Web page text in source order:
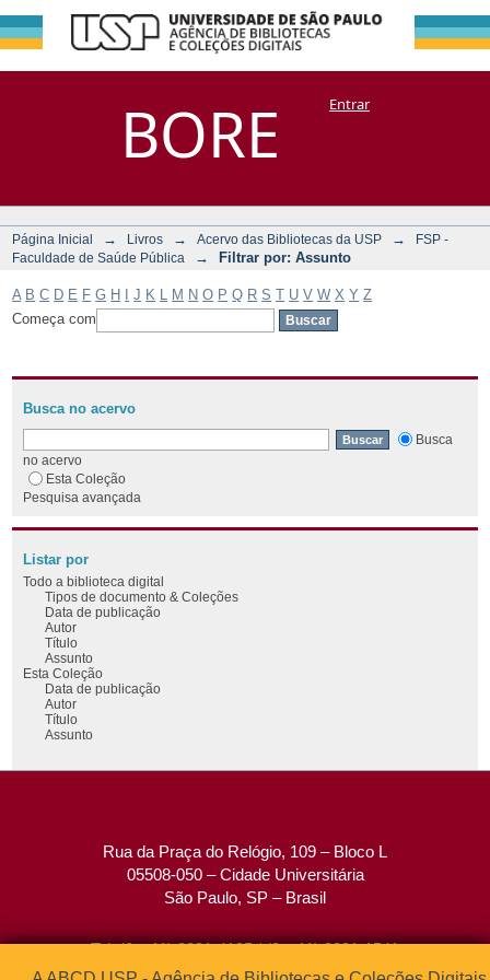
BORE
Filtrar por:
Assunto
DSpace/Manakin + CoriscoEntrar
Página Inicial → Livros → Acervo das Bibliotecas da USP →
FSP -
Faculdade de Saúde Pública
→ Filtrar por: Assunto
A B C D E F G H J K M N O P Q R S T U V W X Y Z
Começa com
Busca no acervo
Busca
no acervo
Esta Coleção
Pesquisa avançada
Listar por
Todo a biblioteca digital
Tipos de documento & Coleções
Data de publicação
Autor
Título
Assunto
Esta Coleção
Data de publicação
Autor
Título
Assunto
Rua da Praça do Relógio, 109 – Bloco L
05508-050 – Cidade Universitária
São Paulo, SP – Brasil
Tel: (0xx11) 3091-4195 / (0xx11) 3091-1541
Fax: (0xx11) 3091-1567